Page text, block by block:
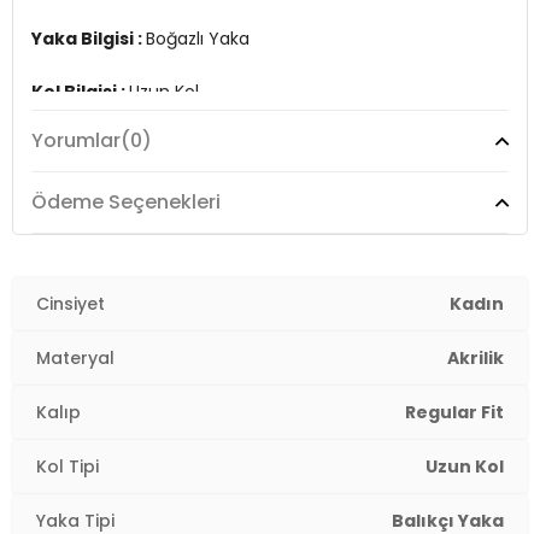
Yaka Bilgisi :Boğazlı Yaka
Kol Bilgisi :Uzun Kol
Kalıp Bilgisi :Regular Fit
Manken Ölçüsü :Boy : 1.76 cm / Göğüs : 85 cm / Bel :
2DK4616141Y.47
Yorumlar(0)
Ödeme Seçenekleri
Cinsiyet Kadın
Materyal Akrilik
Kalıp Regular Fit
Kol Tipi Uzun Kol
Yaka Tipi Balıkçı Yaka